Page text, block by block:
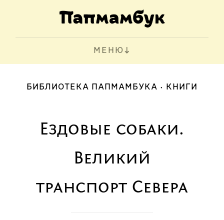
МЕНЮ
БИБЛИОТЕКА ПАПМАМБУКА КНИГИ
Ездовые собаки.
Великий
транспорт Севера